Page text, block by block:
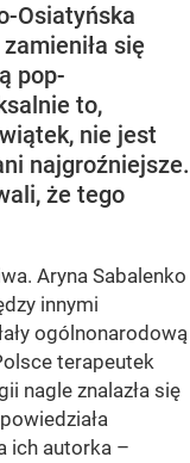
Osiatyńska
się
pop-
to,
nie jest
najgroźniejsze.
że tego
Aryna Sabalenko
innymi
ogólnonarodową
terapeutek
nagle znalazła się
ich autorka –